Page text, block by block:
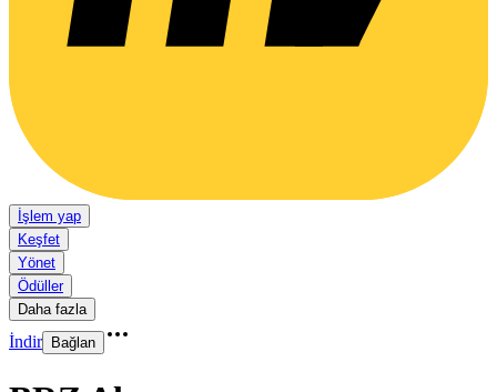
İşlem yap
Keşfet
Yönet
Ödüller
Daha fazla
İndir Bağlan